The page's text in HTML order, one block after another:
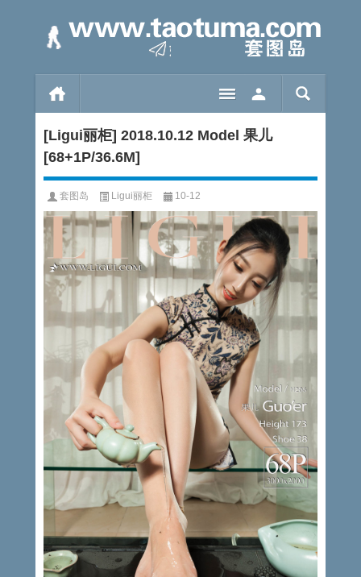
[Ligui丽柜] 2018.10.12 Model 果儿
[68+1P/36.6M]
套图岛 Ligui丽柜 10-12